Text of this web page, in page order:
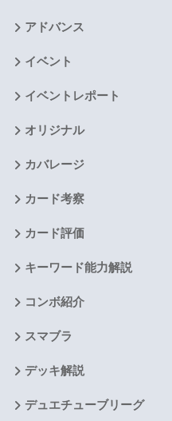
アドバンス
イベント
イベントレポート
オリジナル
カバレージ
カード考察
カード評価
キーワード能力解説
コンボ紹介
スマブラ
デッキ解説
デュエチューブリーグ